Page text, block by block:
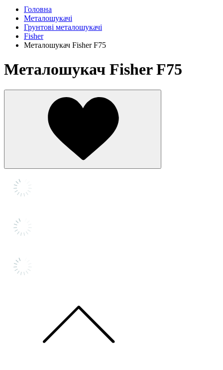
Головна
Металошукачі
Грунтові металошукачі
Fisher
Металошукач Fisher F75
Металошукач Fisher F75